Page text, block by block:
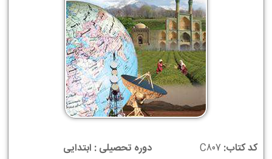
کد کتاب: C807
دوره تحصیلی : ابتدایی